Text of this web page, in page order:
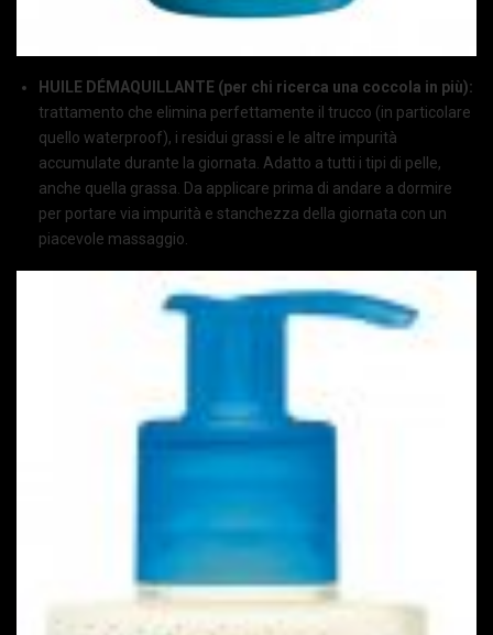
HUILE DÉMAQUILLANTE (per chi ricerca una coccola in più):
trattamento che elimina perfettamente il trucco (in particolare
quello waterproof), i residui grassi e le altre impurità
accumulate durante la giornata. Adatto a tutti i tipi di pelle,
anche quella grassa. Da applicare prima di andare a dormire
per portare via impurità e stanchezza della giornata con un
piacevole massaggio.